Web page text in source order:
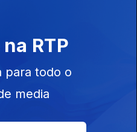
Ep. 13
Canseira di Vida
RTP
para todo o
media